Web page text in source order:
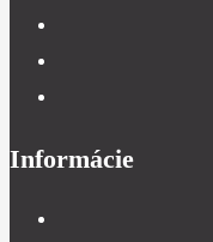
Informácie